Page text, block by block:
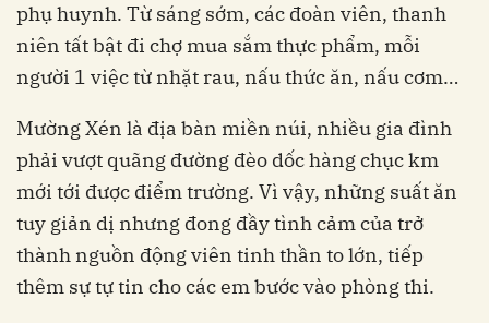
phụ huynh. Từ sáng sớm, các đoàn viên, thanh
niên tất bật đi chợ mua sắm thực phẩm, mỗi
người 1 việc từ nhặt rau, nấu thức ăn, nấu cơm…
Mường Xén là địa bàn miền núi, nhiều gia đình
phải vượt quãng đường đèo dốc hàng chục km
mới tới được điểm trường. Vì vậy, những suất ăn
tuy giản dị nhưng đong đầy tình cảm của trở
thành nguồn động viên tinh thần to lớn, tiếp
thêm sự tự tin cho các em bước vào phòng thi.